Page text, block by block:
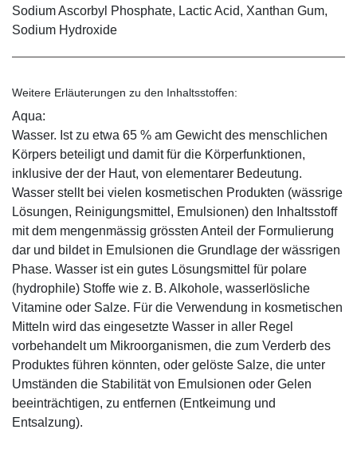
Sodium Ascorbyl Phosphate, Lactic Acid, Xanthan Gum,
Sodium Hydroxide
Weitere Erläuterungen zu den Inhaltsstoffen:
Aqua:
Wasser. Ist zu etwa 65 % am Gewicht des menschlichen
Körpers beteiligt und damit für die Körperfunktionen,
inklusive der der Haut, von elementarer Bedeutung.
Wasser stellt bei vielen kosmetischen Produkten (wässrige
Lösungen, Reinigungsmittel, Emulsionen) den Inhaltsstoff
mit dem mengenmässig grössten Anteil der Formulierung
dar und bildet in Emulsionen die Grundlage der wässrigen
Phase. Wasser ist ein gutes Lösungsmittel für polare
(hydrophile) Stoffe wie z. B. Alkohole, wasserlösliche
Vitamine oder Salze. Für die Verwendung in kosmetischen
Mitteln wird das eingesetzte Wasser in aller Regel
vorbehandelt um Mikroorganismen, die zum Verderb des
Produktes führen könnten, oder gelöste Salze, die unter
Umständen die Stabilität von Emulsionen oder Gelen
beeinträchtigen, zu entfernen (Entkeimung und
Entsalzung).